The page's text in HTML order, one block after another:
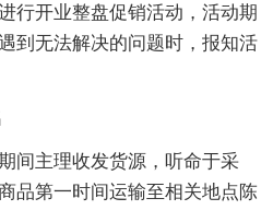
行开业整盘促销活动，活动期
到无法解决的问题时，报知活
间主理收发货源，听命于采
品第一时间运输至相关地点陈